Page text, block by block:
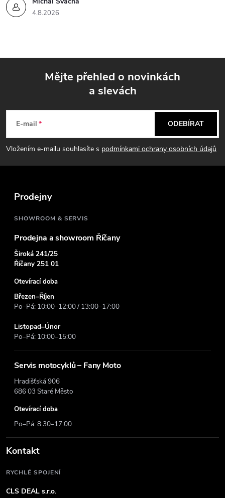
4.8.2026
p
a
Mějte přehled o novinkách
a slevách
E-mail
Vložením e-mailu souhlasíte s podmínkami ochrany osobních údajů
ODEBÍRAT
Prodejny
SHOWROOM & SERVIS
Prodejna a showroom Říčany
Široká 241/25
Říčany 251 01
Otevírací doba
Březen–Říjen
Po–Pá: 10:00–12:00 / 13:00–17:00
Listopad–Únor
Po–Pá: 10:00–15:00
Servis motocyklů – Fany Moto
Hradišťská 906
686 03 Staré Město
Otevírací doba
Po–Pá: 8:30–17:00
Kontakt
RYCHLÉ SPOJENÍ
CLS DEAL s.r.o.